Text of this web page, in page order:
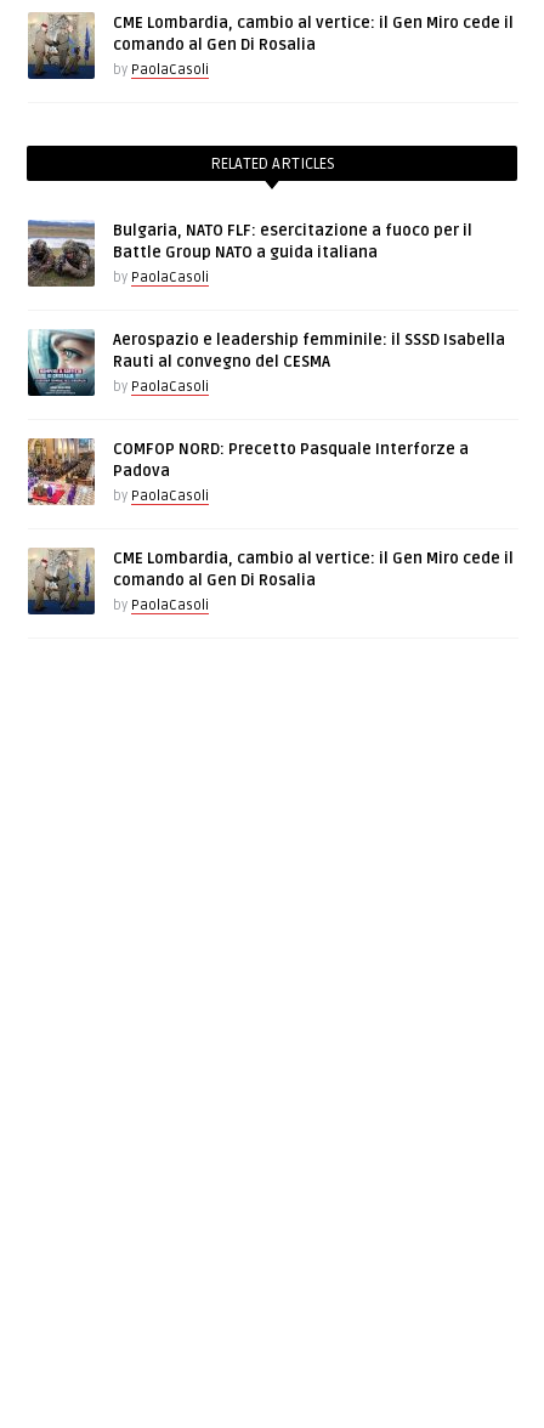
CME Lombardia, cambio al vertice: il Gen Miro cede il
comando al Gen Di Rosalia
by PaolaCasoli
RELATED ARTICLES
Bulgaria, NATO FLF: esercitazione a fuoco per il
Battle Group NATO a guida italiana
by PaolaCasoli
Aerospazio e leadership femminile: il SSSD Isabella
Rauti al convegno del CESMA
by PaolaCasoli
COMFOP NORD: Precetto Pasquale Interforze a
Padova
by PaolaCasoli
CME Lombardia, cambio al vertice: il Gen Miro cede il
comando al Gen Di Rosalia
by PaolaCasoli